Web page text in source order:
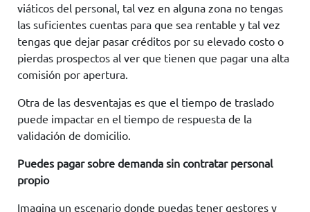
viáticos del personal, tal vez en alguna zona no tengas
las suficientes cuentas para que sea rentable y tal vez
tengas que dejar pasar créditos por su elevado costo o
pierdas prospectos al ver que tienen que pagar una alta
comisión por apertura.
Otra de las desventajas es que el tiempo de traslado
puede impactar en el tiempo de respuesta de la
validación de domicilio.
Puedes pagar sobre demanda sin contratar personal
propio
Imagina un escenario donde puedas tener gestores y